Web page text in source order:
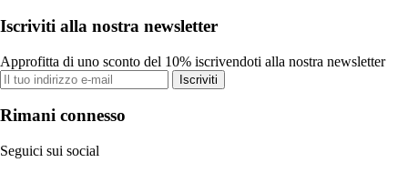
Iscriviti alla nostra newsletter
Approfitta di uno sconto del 10% iscrivendoti alla nostra newsletter
Iscriviti
Rimani connesso
Seguici sui social